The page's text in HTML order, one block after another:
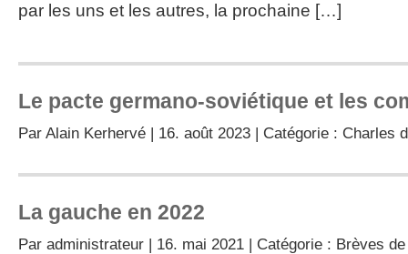
par les uns et les autres, la prochaine […]
Le pacte germano-soviétique et les
Par Alain Kerhervé | 16. août 2023 | Catégorie : Charles
La gauche en 2022
Par administrateur | 16. mai 2021 | Catégorie : Brèves